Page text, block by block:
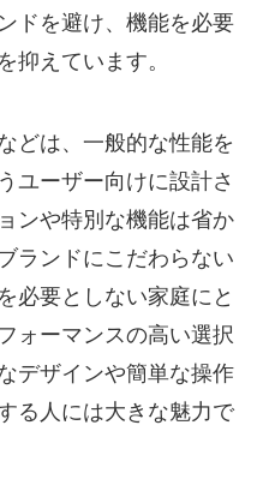
ドを避け、機能を必要
抑えています。
どは、一般的な性能を
ユーザー向けに設計さ
ンや特別な機能は省か
ランドにこだわらない
必要としない家庭にと
ォーマンスの高い選択
デザインや簡単な操作
る人には大きな魅力で